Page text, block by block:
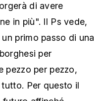
di avere
in più". Il Ps vede,
primo passo di una
per
pezzo per pezzo,
Per questo il